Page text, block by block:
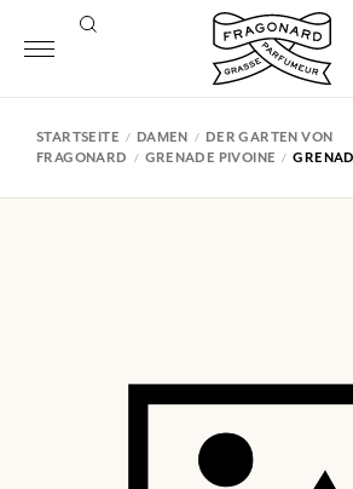
STARTSEITE DAMEN
DER GARTEN VON
FRAGONARD
GRENADE PIVOINE